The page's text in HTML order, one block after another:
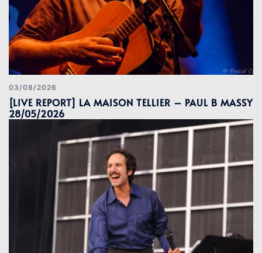
03/08/2026
[LIVE REPORT] LA MAISON TELLIER – PAUL B MASSY
28/05/2026